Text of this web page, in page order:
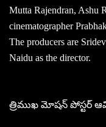
Mutta Rajendran, Ashu
cinematographer
The producers are
Naidu as the director.
త్రిముఖ మోషన్ పోస్టర్